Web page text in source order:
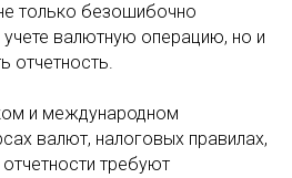
только безошибочно
учете валютную операцию, но и
отчетность.
и международном
валют, налоговых правилах,
требуют